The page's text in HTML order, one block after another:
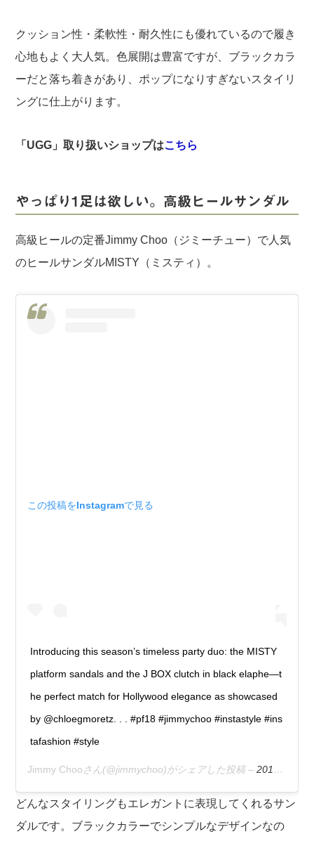
クッション性・柔軟性・耐久性にも優れているので履き
心地もよく大人気。色展開は豊富ですが、ブラックカラ
ーだと落ち着きがあり、ポップになりすぎないスタイリ
ングに仕上がります。
「UGG」取り扱いショップはこちら
やっぱり1足は欲しい。高級ヒールサンダル
高級ヒールの定番Jimmy Choo（ジミーチュー）で人気
のヒールサンダルMISTY（ミスティ）。
この投稿をInstagramで見る
Introducing this season’s timeless party duo: the MISTY
platform sandals and the J BOX clutch in black elaphe—t
he perfect match for Hollywood elegance as showcased
by @chloegmoretz. . . #pf18 #jimmychoo #instastyle #ins
tafashion #style
Jimmy Chooさん(@jimmychoo)がシェアした投稿 –2018年 5月月10日午前9時01分PDT
どんなスタイリングもエレガントに表現してくれるサン
ダルです。ブラックカラーでシンプルなデザインなの